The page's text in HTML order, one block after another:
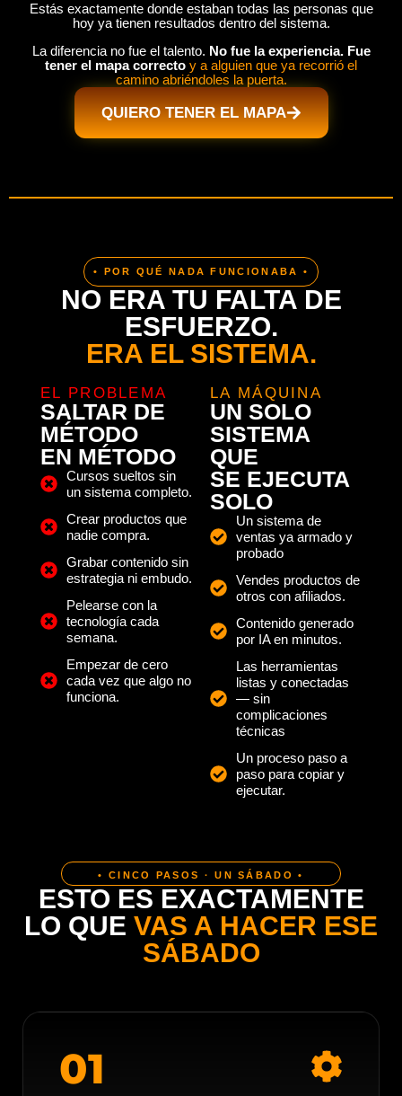
Estás exactamente donde estaban todas las personas que
hoy ya tienen resultados dentro del sistema.
La diferencia no fue el talento. No fue la experiencia. Fue
tener el mapa correcto y a alguien que ya recorrió el
camino abriéndoles la puerta.
QUIERO TENER EL MAPA
• POR QUÉ NADA FUNCIONABA •
NO ERA TU FALTA DE
ESFUERZO.
ERA EL SISTEMA.
EL PROBLEMA
SALTAR DE
MÉTODO
EN MÉTODO
Cursos sueltos sin
un sistema completo.
Crear productos que
nadie compra.
Grabar contenido sin
estrategia ni embudo.
Pelearse con la
tecnología cada
semana.
Empezar de cero
cada vez que algo no
funciona.
LA MÁQUINA
UN SOLO
SISTEMA
QUE
SE EJECUTA
SOLO
Un sistema de
ventas ya armado y
probado
Vendes productos de
otros con afiliados.
Contenido generado
por IA en minutos.
Las herramientas
listas y conectadas
— sin
complicaciones
técnicas
Un proceso paso a
paso para copiar y
ejecutar.
• CINCO PASOS · UN SÁBADO •
ESTO ES EXACTAMENTE
LO QUE VAS A HACER ESE
SÁBADO
01